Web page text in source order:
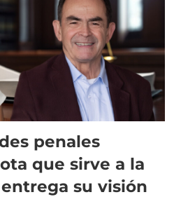
penales
que sirve a la
su visión